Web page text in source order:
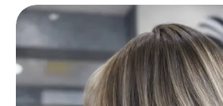
Di 10:00 - 19:00
Mi 10:00 - 19:00
10:00 - 19:00